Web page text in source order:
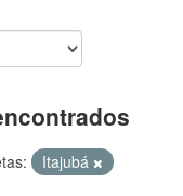
Itajubá